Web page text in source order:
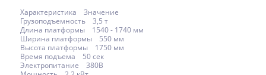
Характеристика Значение
Грузоподъемность 3,5 т
Длина платформы 1540 - 1740 мм
Ширина платформы 550 мм
Высота платформы 1750 мм
Время подъема 50 сек
Электропитание 380В